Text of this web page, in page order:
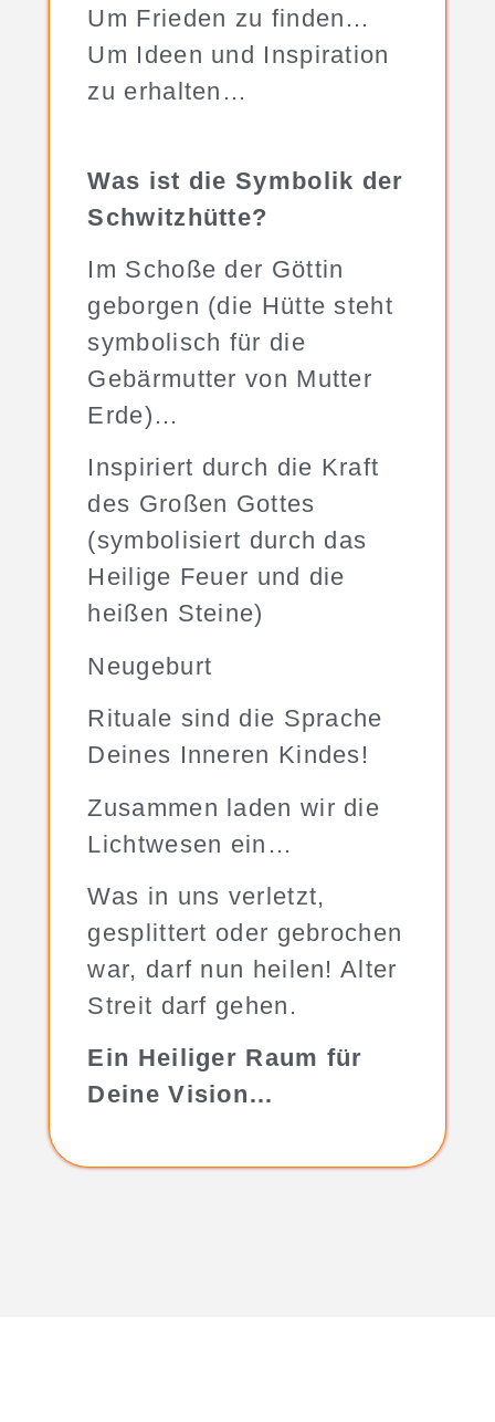
Um Frieden zu finden…
Um Ideen und Inspiration
zu erhalten…
Was ist die Symbolik der
Schwitzhütte?
Im Schoße der Göttin
geborgen (die Hütte steht
symbolisch für die
Gebärmutter von Mutter
Erde)…
Inspiriert durch die Kraft
des Großen Gottes
(symbolisiert durch das
Heilige Feuer und die
heißen Steine)
Neugeburt
Rituale sind die Sprache
Deines Inneren Kindes!
Zusammen laden wir die
Lichtwesen ein…
Was in uns verletzt,
gesplittert oder gebrochen
war, darf nun heilen! Alter
Streit darf gehen.
Ein Heiliger Raum für
Deine Vision…